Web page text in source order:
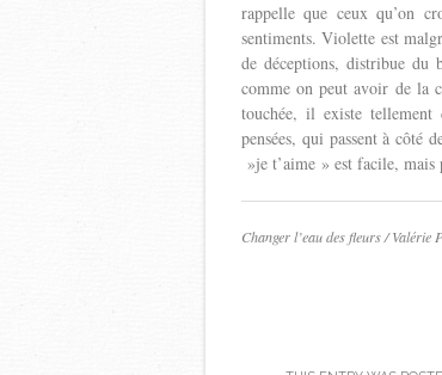
rappelle que ceux qu’on
sentiments. Violette est
de déceptions, distribue du
comme on peut avoir de la
touchée, il existe tellement
pensées, qui passent à côté
»je t’aime » est facile,
Changer l’eau des fleurs /